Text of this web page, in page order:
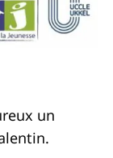
un